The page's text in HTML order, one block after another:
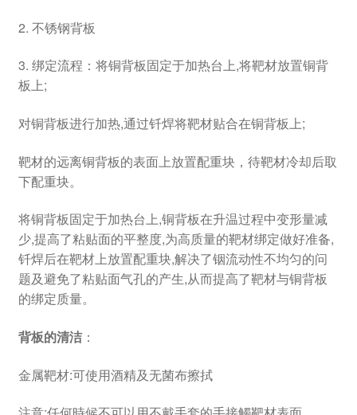
2. 不锈钢背板
3. 绑定流程：将铜背板固定于加热台上,将靶材放置铜背
板上;
对铜背板进行加热,通过钎焊将靶材贴合在铜背板上;
靶材的远离铜背板的表面上放置配重块，待靶材冷却后取
下配重块。
将铜背板固定于加热台上,铜背板在升温过程中变形量减
少,提高了粘贴面的平整度,为高质量的靶材绑定做好准备,
钎焊后在靶材上放置配重块,解决了铟流动性不均匀的问
题及避免了粘贴面气孔的产生,从而提高了靶材与铜背板
的绑定质量。
背板的清洁：
金属靶材:可使用酒精及无菌布擦拭